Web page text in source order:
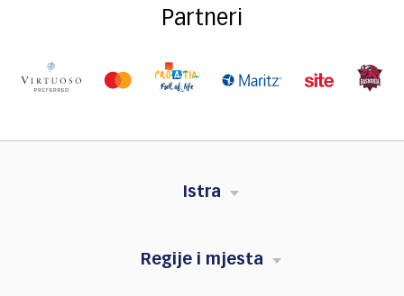
Partneri
Istra
Regije i mjesta